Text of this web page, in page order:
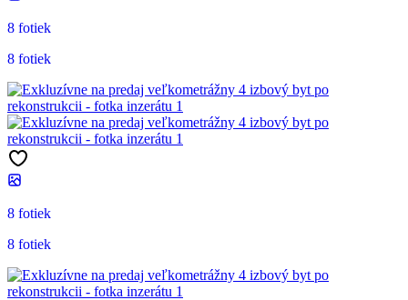
8 fotiek
8 fotiek
8 fotiek
8 fotiek